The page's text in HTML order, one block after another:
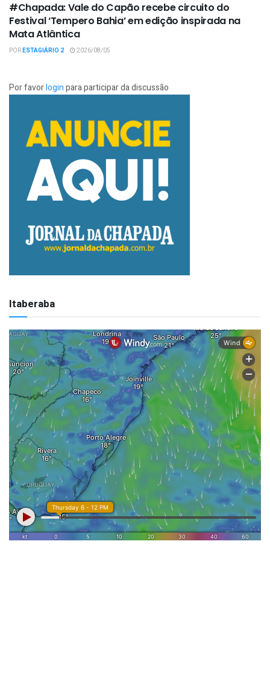
#Chapada: Vale do Capão recebe circuito do
Festival ‘Tempero Bahia’ em edição inspirada na
Mata Atlântica
PORESTAGIÁRIO 2 2026/08/05
Por favorloginpara participar da discussão
Itaberaba